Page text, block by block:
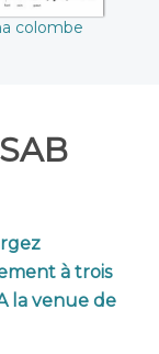
colombe
à trois
la venue de